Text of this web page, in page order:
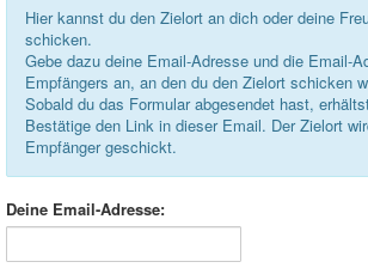
Hier kannst du den Zielort an dich oder deine
schicken.
Gebe dazu deine Email-Adresse und die Email-
Empfängers an, an den du den Zielort schicken
Sobald du das Formular abgesendet hast,
Bestätige den Link in dieser Email. Der Zielort
Empfänger geschickt.
Deine Email-Adresse: